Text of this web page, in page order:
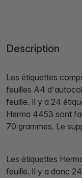
Description
Les étiquettes
feuilles A4
feuille. Il y a 24
Herma 4453 sont
70 grammes. Le
Les étiquettes
feuille. Il y a donc